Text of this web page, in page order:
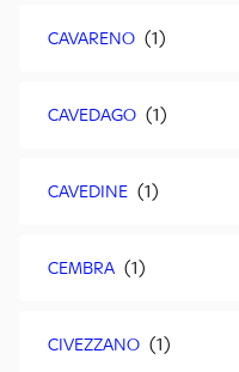
CAVARENO
CAVEDAGO
CAVEDINE
CEMBRA
CIVEZZANO